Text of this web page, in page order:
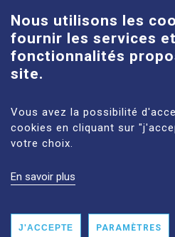
Site Louise-Michel
61 route de Châteaugay,
En savoir plus
MENTIONS LÉGALES
ACCESSIBILITÉ : NON CONFORME
Nous utilisons les
fournir les services
fonctionnalités
site.
Vous avez la possibilité
cookies en cliquant sur
votre choix.
En savoir plus
J'ACCEPTE PARAMÈTRES